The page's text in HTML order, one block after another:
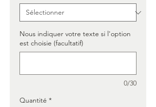
Nous indiquer votre texte si l'option
est choisie (facultatif)
0/30
Quantité *